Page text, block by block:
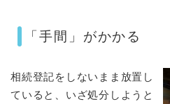
「手間」がかかる
相続登記をしないまま放置し
ていると、いざ処分しようと